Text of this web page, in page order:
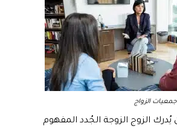
الزواج
الزوج الزوجة الجُدد المفهوم